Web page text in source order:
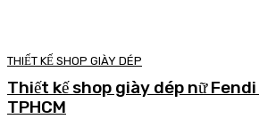
THIẾT KẾ SHOP GIÀY DÉP
Thiết kế shop giày dép nữ Fendi
TPHCM